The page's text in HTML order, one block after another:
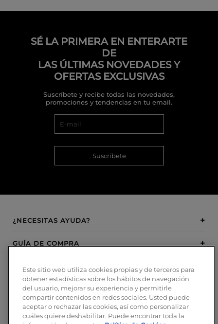
SÉ LA PRIMERA EN ENTERARTE
DE
LAS ÚLTIMAS NOVEDADES Y
OFERTAS EXCLUSIVAS
Suscríbete y recibe todas las novedades,
promociones y tendencias en tu email.
Suscríbete
¿NECESITAS AYUDA?
GUÍA DE COMPRA
SOBRE BOSANOVA
INSPIRATION
MÉTODOS DE PAGO
Este sitio web utiliza cookies propias y de terceros para
obtener estadísticas sobre los hábitos de navegación
del usuario, mejorar su experiencia y permitirle
compartir contenidos en redes sociales. Usted puede
aceptar o rechazar las cookies, así como personalizar
cuáles quiere deshabilitar. Puede encontrar toda la